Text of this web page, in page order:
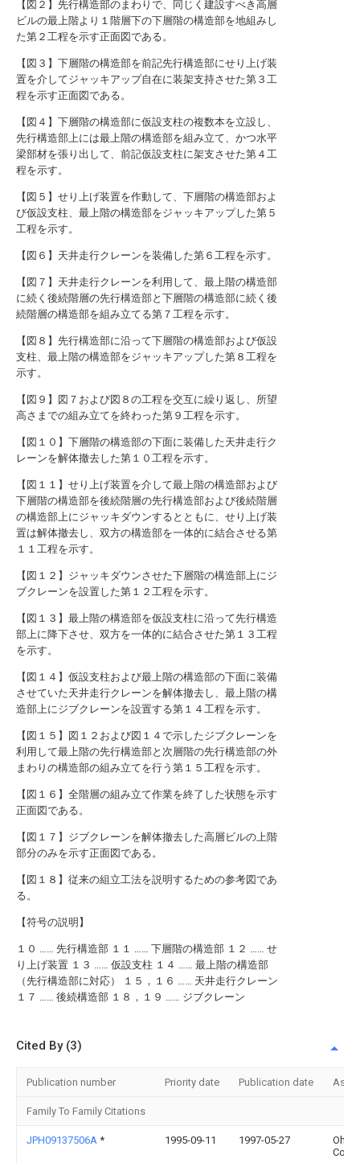
【図２】先行構造部のまわりで、同じく建設すべき高層
ビルの最上階より１階層下の下層階の構造部を地組みし
た第２工程を示す正面図である。
【図３】下層階の構造部を前記先行構造部にせり上げ装
置を介してジャッキアップ自在に装架支持させた第３工
程を示す正面図である。
【図４】下層階の構造部に仮設支柱の複数本を立設し、
先行構造部上には最上階の構造部を組み立て、かつ水平
梁部材を張り出して、前記仮設支柱に架支させた第４工
程を示す。
【図５】せり上げ装置を作動して、下層階の構造部およ
び仮設支柱、最上階の構造部をジャッキアップした第５
工程を示す。
【図６】天井走行クレーンを装備した第６工程を示す。
【図７】天井走行クレーンを利用して、最上階の構造部
に続く後続階層の先行構造部と下層階の構造部に続く後
続階層の構造部を組み立てる第７工程を示す。
【図８】先行構造部に沿って下層階の構造部および仮設
支柱、最上階の構造部をジャッキアップした第８工程を
示す。
【図９】図７および図８の工程を交互に繰り返し、所望
高さまでの組み立てを終わった第９工程を示す。
【図１０】下層階の構造部の下面に装備した天井走行ク
レーンを解体撤去した第１０工程を示す。
【図１１】せり上げ装置を介して最上階の構造部および
下層階の構造部を後続階層の先行構造部および後続階層
の構造部上にジャッキダウンするとともに、せり上げ装
置は解体撤去し、双方の構造部を一体的に結合させる第
１１工程を示す。
【図１２】ジャッキダウンさせた下層階の構造部上にジ
ブクレーンを設置した第１２工程を示す。
【図１３】最上階の構造部を仮設支柱に沿って先行構造
部上に降下させ、双方を一体的に結合させた第１３工程
を示す。
【図１４】仮設支柱および最上階の構造部の下面に装備
させていた天井走行クレーンを解体撤去し、最上階の構
造部上にジブクレーンを設置する第１４工程を示す。
【図１５】図１２および図１４で示したジブクレーンを
利用して最上階の先行構造部と次層階の先行構造部の外
まわりの構造部の組み立てを行う第１５工程を示す。
【図１６】全階層の組み立て作業を終了した状態を示す
正面図である。
【図１７】ジブクレーンを解体撤去した高層ビルの上階
部分のみを示す正面図である。
【図１８】従来の組立工法を説明するための参考図であ
る。
【符号の説明】
１０ …… 先行構造部 １１ …… 下層階の構造部 １２ …… せ
り上げ装置 １３ …… 仮設支柱 １４ …… 最上階の構造部
（先行構造部に対応） １５，１６ …… 天井走行クレーン
１７ …… 後続構造部 １８，１９ …… ジブクレーン
Cited By (3)
Publication number Priority date Publication date
Family To Family Citations
JPH09137506A * 1995-09-11 1997-05-27
Corp